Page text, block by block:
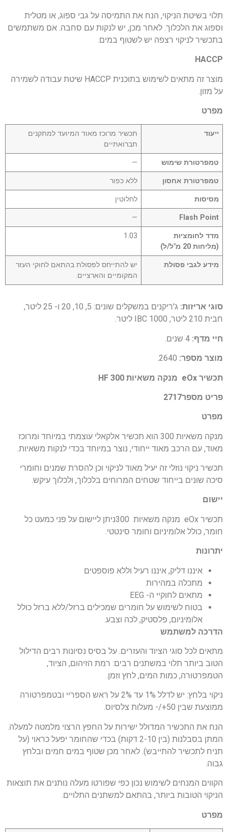
תלוי בשיטת הניקוי, הנח את התמיסה על גבי ספוג, או מטלית
וספוג את הלכלוך. לאחר מכן, יש לנקות עם סחבה. אם משתמשים
בתכשיר לניקוי רצפה יש לשטוף במים.
HACCP
מוצר זה מתאים לשימוש בתוכנית HACCP שיטת עבודה לשמירה
על מזון.
מפרט
ייעוד
תכשיר מרוכז מאוד המיועד למתקנים
תברואתיים
טמפרטורת שימוש —
טמפרטורת אחסון ללא כפור
מסיסות לחלוטין
Flash Point
—
מדד לחומציות
(מליחות 20 מ"ל/ל)
1.03
מידע לגבי פסולת
יש להתייחס לפסולת בהתאם לחוקי העזר
המקומיים והארציים.
סוגי אריזות:
ג'ריקנים במשקלים שונים: 5, 10, 20 ו- 25 ליטר,
חבית 210 ליטר, IBC 1000 ליטר.
חיי מדף:
מוצר מספר:
תכשיר eOx מנקה משאיות HF 300
פריט מספר2717
מפרט
מנקה משאיות 300 הוא תכשיר אלקאלי עוצמתי במיוחד ומרוכז
מאוד, עם הרכב מאוד ייחודי, נוצר במיוחד בכדי לנקות משאיות.
תכשיר ניקוי נוזלי זה יעיל מאוד לניקוי וכן להסרת שמנים וחומרי
סיכה שונים בייחוד שטחים המרוחים בלכלוך, ולכלוך עיקש.
יישום
תכשיר eOx מנקה משאיות 300ניתן ליישום על פני כמעט כל
חומר, כולל אלומיניום וחומר סינטטי.
יתרונות
איננו דליק, איננו רעיל וללא פוספטים
מתכלה במהירות
מתאים לחוקיי ה- EEG
בטוח לשימוש על חומרים שמכילים ברזל/ללא ברזל כולל
אלומיניום, פלסטיק, לכה וצבע.
הדרכה למשתמש
מתאים לכל סוגי הציוד והעזרים. על בסיס נסיונות רבים הדילול
הטוב ביותר תלוי במשתנים רבים: רמת הזיהום, הציוד,
הטמפרטורה, כמות המים, לחץ וזמן.
ניקוי בלחץ: יש לדלל 1% עד 2% על ראש הספריי ובטמפרטורה
ממוצעת שבין 50+/- מעלות צלסיוס.
הנח את התכשיר המדולל ישירות על החפץ הרצוי מלמטה למעלה.
המתן בסבלנות (בין 2-10 דקות) בכדי שהחומר יפעל כראוי (על
תניח לתכשיר להתייבש). לאחר מכן שטוף במים חמים ובלחץ
גבוה.
הקווים המנחים לשימוש נכון כפי שפורטו מעלה נותנים את תוצאות
הניקוי הטובות ביותר, בהתאם למשתנים התלויים.
מפרט